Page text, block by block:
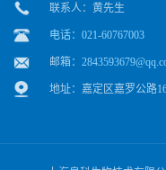
联系人：黄先生
电话：021-60767003
邮箱：
地址：嘉定区嘉罗公路